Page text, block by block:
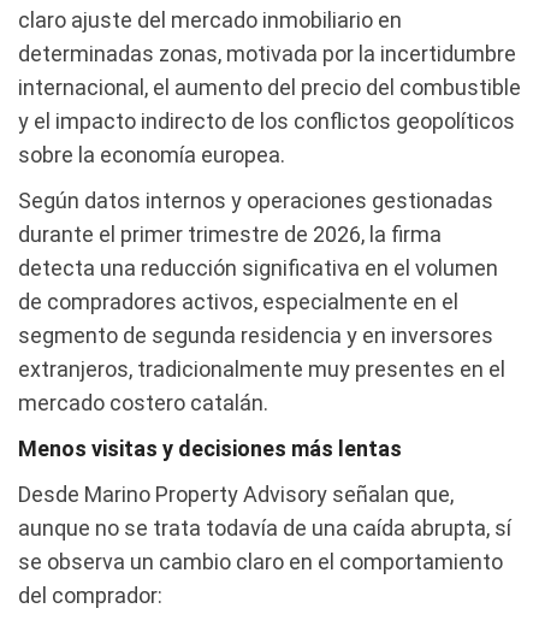
claro ajuste del mercado inmobiliario en
determinadas zonas, motivada por la incertidumbre
internacional, el aumento del precio del combustible
y el impacto indirecto de los conflictos geopolíticos
sobre la economía europea.
Según datos internos y operaciones gestionadas
durante el primer trimestre de 2026, la firma
detecta una reducción significativa en el volumen
de compradores activos, especialmente en el
segmento de segunda residencia y en inversores
extranjeros, tradicionalmente muy presentes en el
mercado costero catalán.
Menos visitas y decisiones más lentas
Desde Marino Property Advisory señalan que,
aunque no se trata todavía de una caída abrupta, sí
se observa un cambio claro en el comportamiento
del comprador: